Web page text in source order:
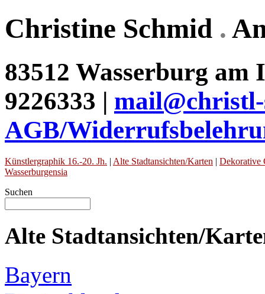
Christine Schmid .
83512 Wasserburg am
9226333 |
AGB/
Künstlergraphik 16.-20. Jh. | Alte Stadtansichten/Karten | Dekorative
Wasserburgensia
Suchen
Alte Stadtansichten/
Bayern